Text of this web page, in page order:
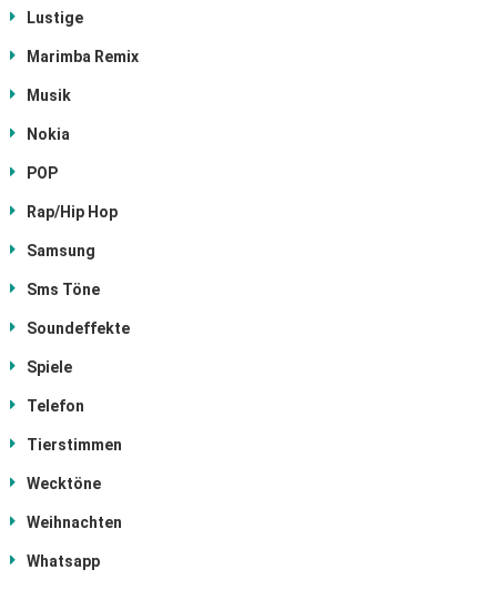
Lustige
Marimba Remix
Musik
Nokia
POP
Rap/Hip Hop
Samsung
Sms Töne
Soundeffekte
Spiele
Telefon
Tierstimmen
Wecktöne
Weihnachten
Whatsapp